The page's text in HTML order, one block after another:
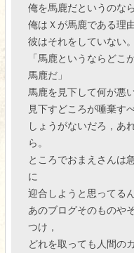
俺を馬鹿だというのな
俺はＸが馬鹿である理
彼はそれをしていない
「馬鹿というならどこ
馬鹿だ」
馬鹿を見下して何が悪
見下すどころが唾棄す
しょうがないだろ，あ
ら。
ところでおまえさんは
に
迎合しようと思ってる
あのブログそのものや
つけ，
どれを取っても人間の